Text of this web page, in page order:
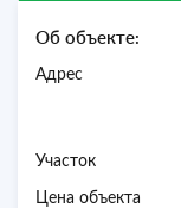
Об объекте:
Адрес
Участок
Цена объекта